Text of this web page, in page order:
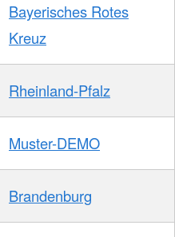
Bayerisches Rotes
Kreuz
Rheinland-Pfalz
Muster-DEMO
Brandenburg